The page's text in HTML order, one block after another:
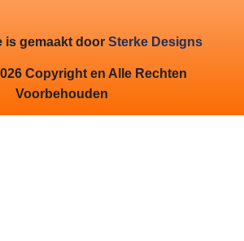
is gemaakt door Sterke Designs
Copyright en Alle Rechten
Voorbehouden